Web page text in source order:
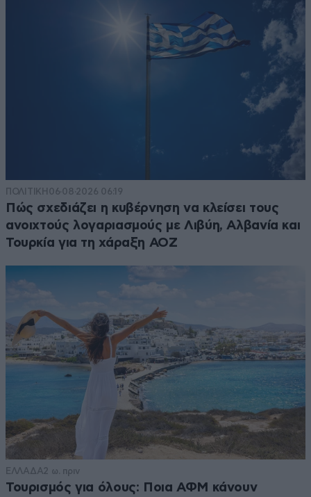
ΠΟΛΙΤΙΚΗ 06·08·2026 06:19
Πώς σχεδιάζει η κυβέρνηση να κλείσει τους
ανοιχτούς λογαριασμούς με Λιβύη, Αλβανία και
Τουρκία για τη χάραξη ΑΟΖ
ΕΛΛΑΔΑ2 ω. πριν
Τουρισμός για όλους: Ποια ΑΦΜ κάνουν